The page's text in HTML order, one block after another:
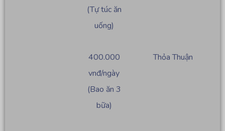
(Tự túc ăn
uống)
400.000
vnđ/ngày
(Bao ăn 3
bữa)
Thỏa Thuận